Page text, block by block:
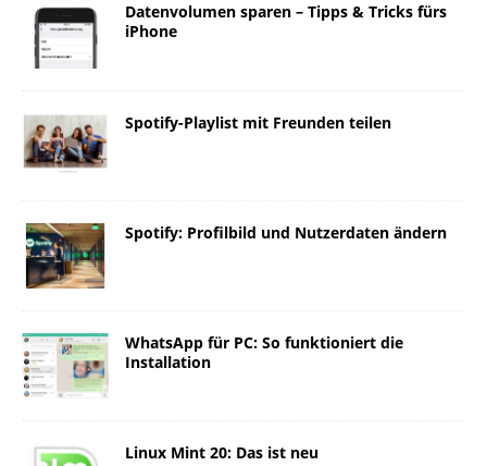
Datenvolumen sparen – Tipps & Tricks fürs
iPhone
Spotify-Playlist mit Freunden teilen
Spotify: Profilbild und Nutzerdaten ändern
WhatsApp für PC: So funktioniert die
Installation
Linux Mint 20: Das ist neu